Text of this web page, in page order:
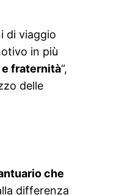
di viaggio
in più
e fraternità“,
delle
che
differenza